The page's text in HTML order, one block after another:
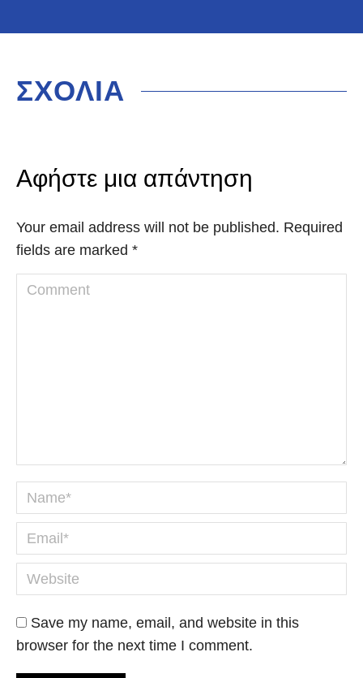
ΣΧΟΛΙΑ
Αφήστε μια απάντηση
Your email address will not be published. Required
fields are marked *
Comment
Name *
Email *
Website
Save my name, email, and website in this
browser for the next time I comment.